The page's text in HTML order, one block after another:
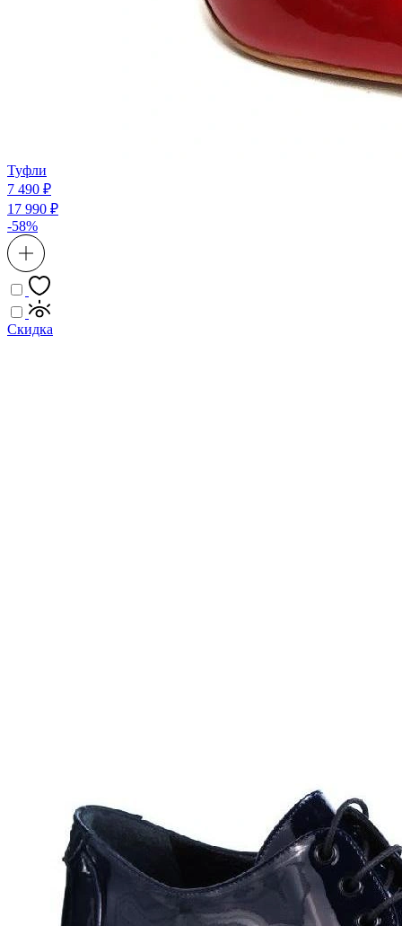
Туфли
7 490 ₽
17 990 ₽
-58%
Скидка